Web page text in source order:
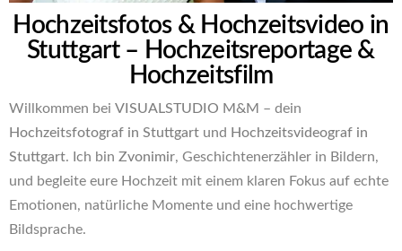
Hochzeitsfotos & Hochzeitsvideo in
Stuttgart – Hochzeitsreportage &
Hochzeitsfilm
Willkommen bei VISUALSTUDIO M&M – dein
Hochzeitsfotograf in Stuttgart und Hochzeitsvideograf in
Stuttgart. Ich bin Zvonimir, Geschichtenerzähler in Bildern,
und begleite eure Hochzeit mit einem klaren Fokus auf echte
Emotionen, natürliche Momente und eine hochwertige
Bildsprache.